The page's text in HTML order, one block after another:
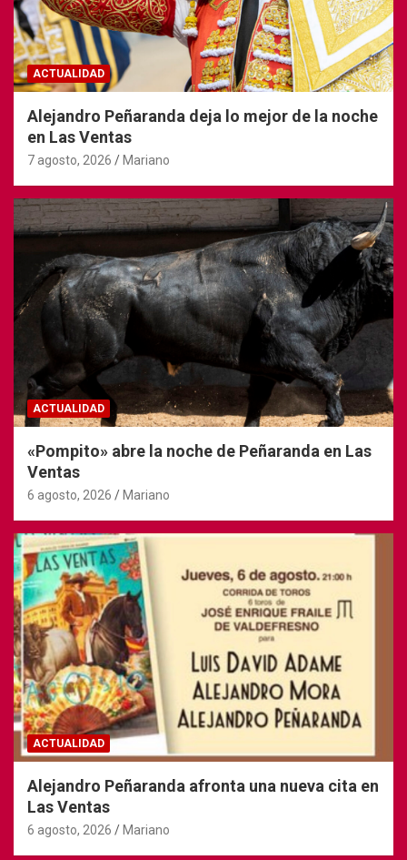
ACTUALIDAD
Alejandro Peñaranda deja lo mejor de la noche
en Las Ventas
7 agosto, 2026 Mariano
ACTUALIDAD
«Pompito» abre la noche de Peñaranda en Las
Ventas
6 agosto, 2026 Mariano
ACTUALIDAD
Alejandro Peñaranda afronta una nueva cita en
Las Ventas
6 agosto, 2026 Mariano